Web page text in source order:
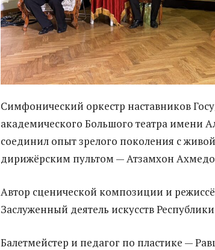
Симфонический оркестр наставников
академического Большого театра имени
соединил опыт зрелого поколения с
дирижёрским пультом — Атзамхон
Автор сценической композиции и
Заслуженный деятель искусств
Балетмейстер и педагог по пластике —